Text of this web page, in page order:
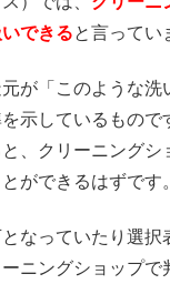
できると言ってい
が「このような洗
示しているもので
、クリーニングシ
ができるはずです。
なっていたり選択
ニングショップで